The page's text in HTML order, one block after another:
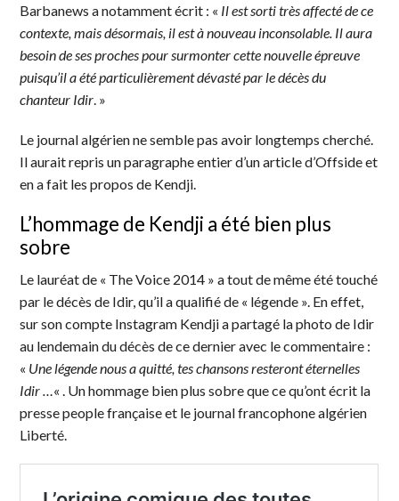
Barbanews a notamment écrit : « Il est sorti très affecté de ce
contexte, mais désormais, il est à nouveau inconsolable. Il aura
besoin de ses proches pour surmonter cette nouvelle épreuve
puisqu’il a été particulièrement dévasté par le décès du
chanteur Idir. »
Le journal algérien ne semble pas avoir longtemps cherché.
Il aurait repris un paragraphe entier d’un article d’Offside et
en a fait les propos de Kendji.
L’hommage de Kendji a été bien plus
sobre
Le lauréat de « The Voice 2014 » a tout de même été touché
par le décès de Idir, qu’il a qualifié de « légende ». En effet,
sur son compte Instagram Kendji a partagé la photo de Idir
au lendemain du décès de ce dernier avec le commentaire :
« Une légende nous a quitté, tes chansons resteront éternelles
Idir …« . Un hommage bien plus sobre que ce qu’ont écrit la
presse people française et le journal francophone algérien
Liberté.